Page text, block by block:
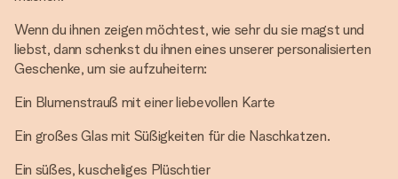
Wenn du ihnen zeigen möchtest, wie sehr du sie magst und
liebst, dann schenkst du ihnen eines unserer personalisierten
Geschenke, um sie aufzuheitern:
Ein Blumenstrauß mit einer liebevollen Karte
Ein großes Glas mit Süßigkeiten für die Naschkatzen.
Ein süßes, kuscheliges Plüschtier